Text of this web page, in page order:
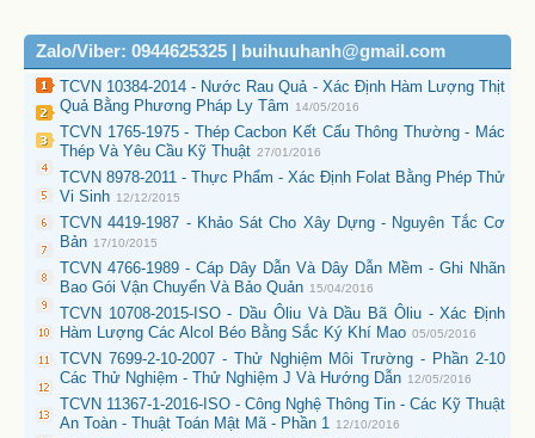
Zalo/Viber: 0944625325 | buihuuhanh@gmail.com
TCVN 10384-2014 - Nước Rau Quả - Xác Định Hàm Lượng Thịt
Quả Bằng Phương Pháp Ly Tâm
14/05/2016
TCVN 1765-1975 - Thép Cacbon Kết Cấu Thông Thường - Mác
Thép Và Yêu Cầu Kỹ Thuật 27/01/2016
TCVN 8978-2011 - Thực Phẩm - Xác Định Folat Bằng Phép Thử
Vi Sinh 12/12/2015
TCVN 4419-1987 - Khảo Sát Cho Xây Dựng - Nguyên Tắc Cơ
Bản 17/10/2015
TCVN 4766-1989 - Cáp Dây Dẫn Và Dây Dẫn Mềm - Ghi Nhãn
Bao Gói Vận Chuyển Và Bảo Quản 15/04/2016
TCVN 10708-2015-ISO - Dầu Ôliu Và Dầu Bã Ôliu - Xác Định
Hàm Lượng Các Alcol Béo Bằng Sắc Ký Khí Mao 05/05/2016
TCVN 7699-2-10-2007 - Thử Nghiệm Môi Trường - Phần 2-10
Các Thử Nghiệm - Thử Nghiệm J Và Hướng Dẫn 12/05/2016
TCVN 11367-1-2016-ISO - Công Nghệ Thông Tin - Các Kỹ Thuật
An Toàn - Thuật Toán Mật Mã - Phần 1
12/10/2016